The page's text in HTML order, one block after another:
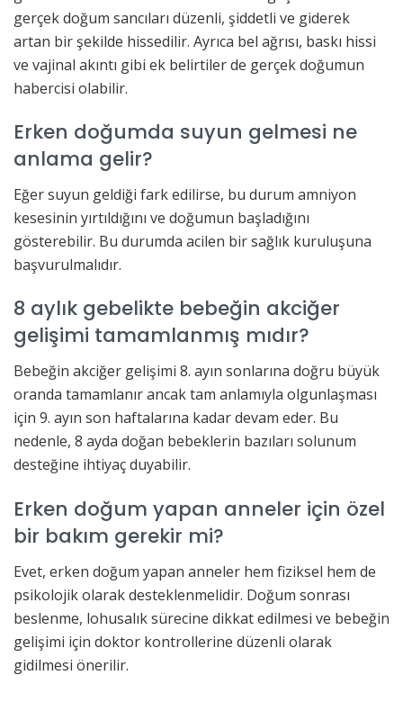
gerçek doğum sancıları düzenli, şiddetli ve giderek
artan bir şekilde hissedilir. Ayrıca bel ağrısı, baskı hissi
ve vajinal akıntı gibi ek belirtiler de gerçek doğumun
habercisi olabilir.
Erken doğumda suyun gelmesi ne
anlama gelir?
Eğer suyun geldiği fark edilirse, bu durum amniyon
kesesinin yırtıldığını ve doğumun başladığını
gösterebilir. Bu durumda acilen bir sağlık kuruluşuna
başvurulmalıdır.
8 aylık gebelikte bebeğin akciğer
gelişimi tamamlanmış mıdır?
Bebeğin akciğer gelişimi 8. ayın sonlarına doğru büyük
oranda tamamlanır ancak tam anlamıyla olgunlaşması
için 9. ayın son haftalarına kadar devam eder. Bu
nedenle, 8 ayda doğan bebeklerin bazıları solunum
desteğine ihtiyaç duyabilir.
Erken doğum yapan anneler için özel
bir bakım gerekir mi?
Evet, erken doğum yapan anneler hem fiziksel hem de
psikolojik olarak desteklenmelidir. Doğum sonrası
beslenme, lohusalık sürecine dikkat edilmesi ve bebeğin
gelişimi için doktor kontrollerine düzenli olarak
gidilmesi önerilir.